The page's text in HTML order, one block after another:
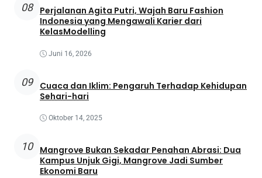
08
Perjalanan Agita Putri, Wajah Baru Fashion
Indonesia yang Mengawali Karier dari
KelasModelling
Juni 16, 2026
09
Cuaca dan Iklim: Pengaruh Terhadap Kehidupan
Sehari-hari
Oktober 14, 2025
10
Mangrove Bukan Sekadar Penahan Abrasi: Dua
Kampus Unjuk Gigi, Mangrove Jadi Sumber
Ekonomi Baru